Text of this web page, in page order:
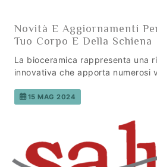
Novità E Aggiornamenti
Tuo Corpo E Della Schiena
La bioceramica rappresenta una
innovativa che apporta numerosi
15 MAG 2024